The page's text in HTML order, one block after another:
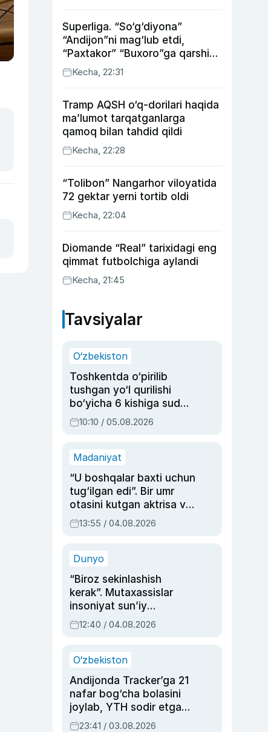
Superliga. “So‘g‘diyona”
“Andijon”ni mag‘lub etdi,
“Paxtakor” “Buxoro”ga qarshi
bahsda g‘alabani qo‘ldan
chiqardi
Kecha, 22:31
Tramp AQSH o‘q-dorilari haqida
ma’lumot tarqatganlarga
qamoq bilan tahdid qildi
Kecha, 22:28
“Tolibon” Nangarhor viloyatida
72 gektar yerni tortib oldi
Kecha, 22:04
Diomande “Real” tarixidagi eng
qimmat futbolchiga aylandi
Kecha, 21:45
Tavsiyalar
O‘zbekiston
Toshkentda o‘pirilib
tushgan yo‘l qurilishi
bo‘yicha 6 kishiga sud
hukmi o‘qildi
10:10 / 05.08.2026
Madaniyat
“U boshqalar baxti uchun
tug‘ilgan edi”. Bir umr
otasini kutgan aktrisa va
dublyaj ustasi Rimma
Ahmedovaning
13:55 / 04.08.2026
Dunyo
“Biroz sekinlashish
kerak”. Mutaxassislar
insoniyat sun’iy
intellektni boshqara
olmay qolishidan xavotir
12:40 / 04.08.2026
O‘zbekiston
Andijonda Tracker’ga 21
nafar bog‘cha bolasini
joylab, YTH sodir etgan
ayolga sud hukmi o‘qildi
23:41 / 03.08.2026